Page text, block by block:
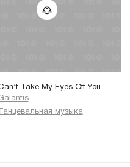
Take My Eyes Off You
Танцевальная музыка